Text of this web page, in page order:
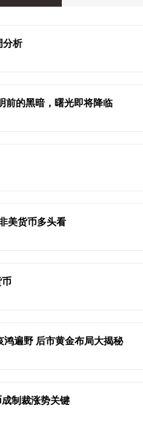
分析
前的黑暗，曙光即将降临
美货币多头看
遍野 后市黄金布局大揭秘
制裁涨势关键